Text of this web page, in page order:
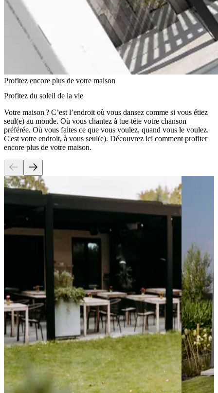
Profitez encore plus de votre maison
Profitez du soleil de la vie
Votre maison ? C’est l’endroit où vous dansez comme si vous étiez
seul(e) au monde. Où vous chantez à tue-tête votre chanson
préférée. Où vous faites ce que vous voulez, quand vous le voulez.
C'est votre endroit, à vous seul(e). Découvrez ici comment profiter
encore plus de votre maison.